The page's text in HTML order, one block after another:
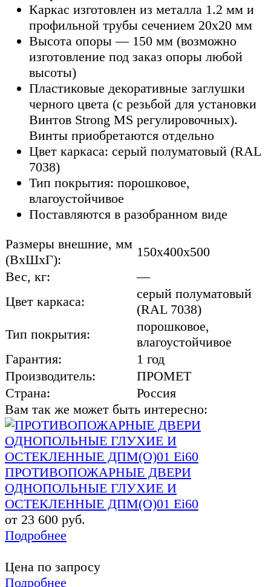
Каркас изготовлен из металла 1.2 мм и
профильной трубы сечением 20х20 мм
Высота опоры — 150 мм (возможно
изготовление под заказ опоры любой
высоты)
Пластиковые декоративные заглушки
черного цвета (с резьбой для установки
Винтов Strong MS регулировочных).
Винты приобретаются отдельно
Цвет каркаса: серый полуматовый (RAL
7038)
Тип покрытия: порошковое,
влагоустойчивое
Поставляются в разобранном виде
Размеры внешние, мм
(ВхШхГ):
150x400x500
Вес, кг:
—
Цвет каркаса:
серый полуматовый
(RAL 7038)
Тип покрытия:
порошковое,
влагоустойчивое
Гарантия:
1 год
Производитель:
ПРОМЕТ
Страна:
Россия
Вам так же может быть интересно:
ПРОТИВОПОЖАРНЫЕ ДВЕРИ
ОДНОПОЛЬНЫЕ ГЛУХИЕ И
ОСТЕКЛЕННЫЕ ДПМ(О)01 Ei60
от 23 600 руб.
Подробнее
Цена по запросу
Подробнее